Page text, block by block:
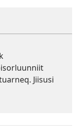
Jiisusi